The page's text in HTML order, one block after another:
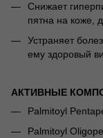
Снижает
пятна на коже,
Устраняет
ему здоровый
АКТИВНЫЕ
Palmitoyl
Palmitoyl